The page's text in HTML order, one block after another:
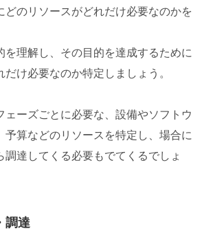
どのリソースがどれだけ必要なのかを
を理解し、その目的を達成するために
け必要なのか特定しましょう。
ェーズごとに必要な、設備やソフトウ
予算などのリソースを特定し、場合に
調達してくる必要もでてくるでしょ
調達